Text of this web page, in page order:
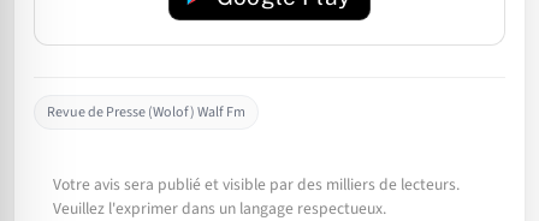
Revue de Presse (Wolof) Walf Fm
Votre avis sera publié et visible par des milliers de lecteurs.
Veuillez l'exprimer dans un langage respectueux.